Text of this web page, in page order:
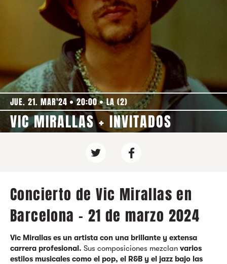
JUE. 21. MAR'24 20:00 LA (2)
VIC MIRALLAS + INVITADOS
Concierto de Vic Mirallas en
Barcelona - 21 de marzo 2024
Vic Mirallas es un artista con una brillante y extensa
carrera profesional. Sus composiciones mezclan varios
estilos musicales como el pop, el R&B y el jazz bajo las